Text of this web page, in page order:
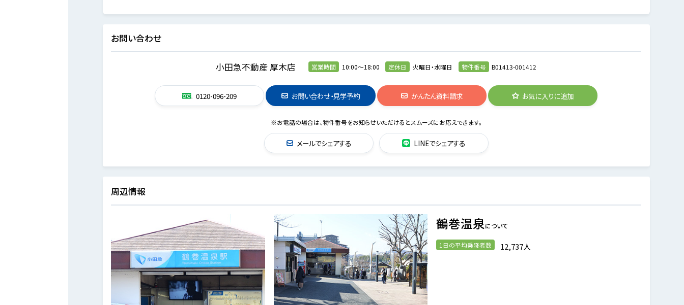
お問い合わせ
小田急不動産 厚木店 営業時間 10:00～18:00 定休日 火曜日・水曜日 物件番号 B01413-001412
0120-096-209 お問い合わせ・見学予約 かんたん資料請求 お気に入りに追加
※お電話の場合は、物件番号をお知らせいただけるとスムーズにお応えできます。
メールでシェアする LINEでシェアする
周辺情報
鶴巻温泉について
1日の平均乗降者数 12,737人